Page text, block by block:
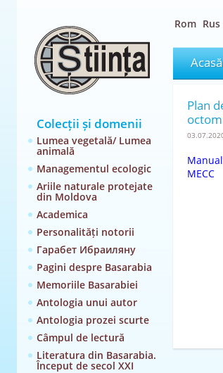
Colecții și domenii
Lumea vegetală/ Lumea
animală
Managementul ecologic
Ariile naturale protejate
din Moldova
Academica
Personalități notorii
Гарабет Ибраиляну
Pagini despre Basarabia
Memoriile Basarabiei
Antologia unui autor
Antologia prozei scurte
Câmpul de lectură
Literatura din Basarabia.
Început de secol XXI
Rom Rus
Acasă
Plan
MECC